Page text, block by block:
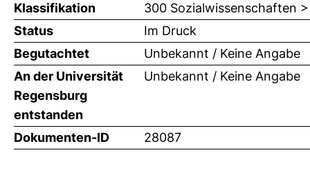
Klassifikation
300 Sozialwissenschaften
Status
Im Druck
Begutachtet
Unbekannt / Keine Angabe
An der Universität
Regensburg
entstanden
Unbekannt / Keine Angabe
Dokumenten-ID 28087